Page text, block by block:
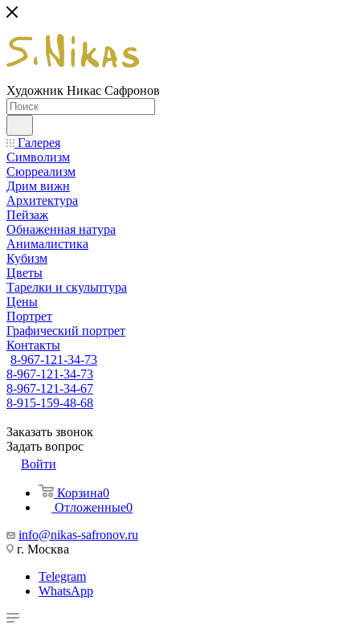
Художник Никас Сафронов
Галерея
Символизм
Сюрреализм
Дрим вижн
Архитектура
Пейзаж
Обнаженная натура
Анималистика
Кубизм
Цветы
Тарелки и скульптура
Цены
Портрет
Графический портрет
Контакты
8-967-121-34-73
8-967-121-34-73
8-967-121-34-67
8-915-159-48-68
Заказать звонок
Задать вопрос
Войти
Корзина0
Отложенные0
info@nikas-safronov.ru
г. Москва
Telegram
WhatsApp